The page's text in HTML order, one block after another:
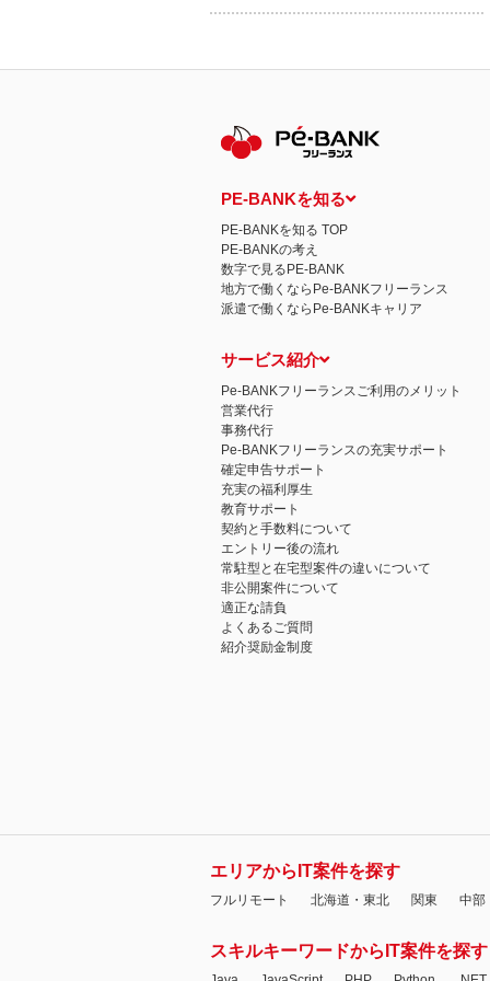
PE-BANKを知る
PE-BANKを知る TOP
PE-BANKの考え
数字で見るPE-BANK
地方で働くならPe-BANKフリーランス
派遣で働くならPe-BANKキャリア
サービス紹介
Pe-BANKフリーランスご利用のメリット
営業代行
事務代行
Pe-BANKフリーランスの充実サポート
確定申告サポート
充実の福利厚生
教育サポート
契約と手数料について
エントリー後の流れ
常駐型と在宅型案件の違いについて
非公開案件について
適正な請負
よくあるご質問
紹介奨励金制度
エリアからIT案件を探す
フルリモート 北海道・東北 関東 中部
スキルキーワードからIT案件を探す